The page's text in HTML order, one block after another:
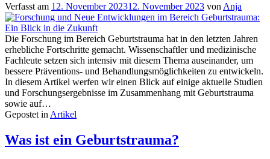
Verfasst am 12. November 202312. November 2023 von Anja
Die Forschung im Bereich Geburtstrauma hat in den letzten Jahren
erhebliche Fortschritte gemacht. Wissenschaftler und medizinische
Fachleute setzen sich intensiv mit diesem Thema auseinander, um
bessere Präventions- und Behandlungsmöglichkeiten zu entwickeln.
In diesem Artikel werfen wir einen Blick auf einige aktuelle Studien
und Forschungsergebnisse im Zusammenhang mit Geburtstrauma
sowie auf…
Gepostet in Artikel
Was ist ein Geburtstrauma?